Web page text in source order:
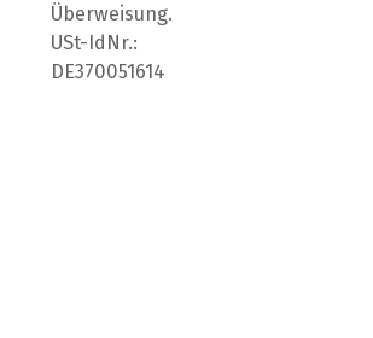
Überweisung.
USt-IdNr.:
DE370051614